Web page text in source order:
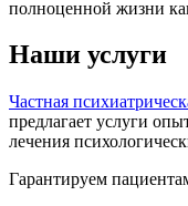
полноценной жизни
Наши услуги
Частная
предлагает услуги
лечения
Гарантируем